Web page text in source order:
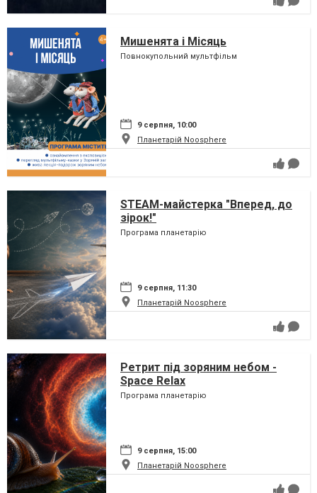
Мишенята і Місяць
Повнокупольний мультфільм
9 серпня, 10:00
Планетарій Noosphere
STEAM-майстерка "Вперед, до
зірок!"
Програма планетарію
9 серпня, 11:30
Планетарій Noosphere
Ретрит під зоряним небом -
Space Relax
Програма планетарію
9 серпня, 15:00
Планетарій Noosphere